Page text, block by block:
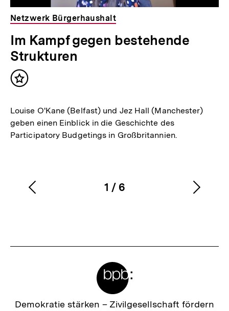
Netzwerk Bürgerhaushalt
Im Kampf gegen bestehende
Strukturen
Inhalt
Louise O'Kane (Belfast) und Jez Hall (Manchester)
geben einen Einblick in die Geschichte des
Participatory Budgetings in Großbritannien.
Karussellinhalt
1
von
/ 6
Vorherigen
Zur
Demokratie stärken – Zivilgesellschaft fördern